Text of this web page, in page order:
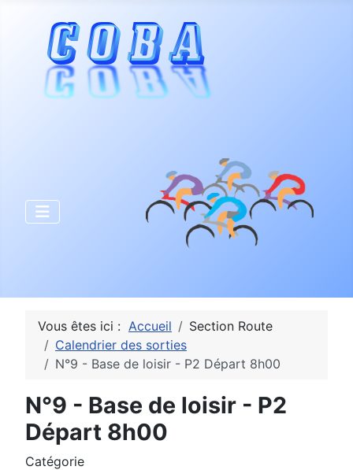
Vous êtes ici : Accueil
Section Route
Calendrier des sorties
N°9 - Base de loisir - P2 Départ 8h00
N°9 - Base de loisir - P2
Départ 8h00
Catégorie